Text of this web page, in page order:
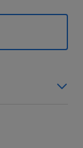
ルプデスク